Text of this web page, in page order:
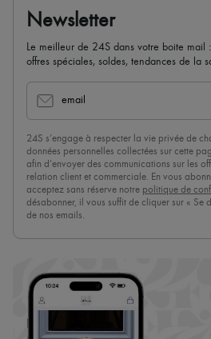
Newsletter
Le meilleur de 24S dans votre boite mail
offres spéciales, soldes, tendances de la
email
24S s’engage à respecter la vie privée de
données personnelles collectées sur cette
afin d’envoyer des communications sur les
relation client et commerciale. En vous
acceptez sans réserve notre politique de
désabonner, il vous suffit de cliquer sur « Se
de nos emails.